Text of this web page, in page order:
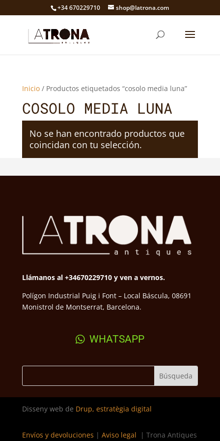
+34 670229710 shop@latrona.com
Inicio/ Productos etiquetados “cosolo media luna”
COSOLO MEDIA LUNA
No se han encontrado productos que
coincidan con tu selección.
Llámanos al +34670229710 y ven a vernos.
Polígon Industrial Puig i Font – Local Báscula, 08691
Monistrol de Montserrat, Barcelona.
WHATSAPP
Disseny web de Drup, estratègia digital
Envíos y devoluciones | Aviso legal | Trona Antiques